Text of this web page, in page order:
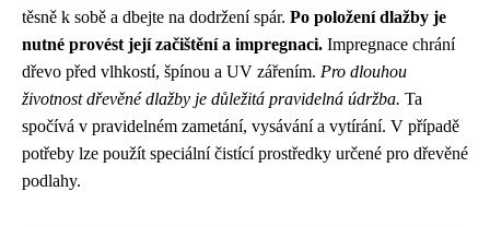
těsně k sobě a dbejte na dodržení spár. Po položení dlažby je
nutné provést její začištění a impregnaci. Impregnace chrání
dřevo před vlhkostí, špínou a UV zářením. Pro dlouhou
životnost dřevěné dlažby je důležitá pravidelná údržba. Ta
spočívá v pravidelném zametání, vysávání a vytírání. V případě
potřeby lze použít speciální čistící prostředky určené pro dřevěné
podlahy.